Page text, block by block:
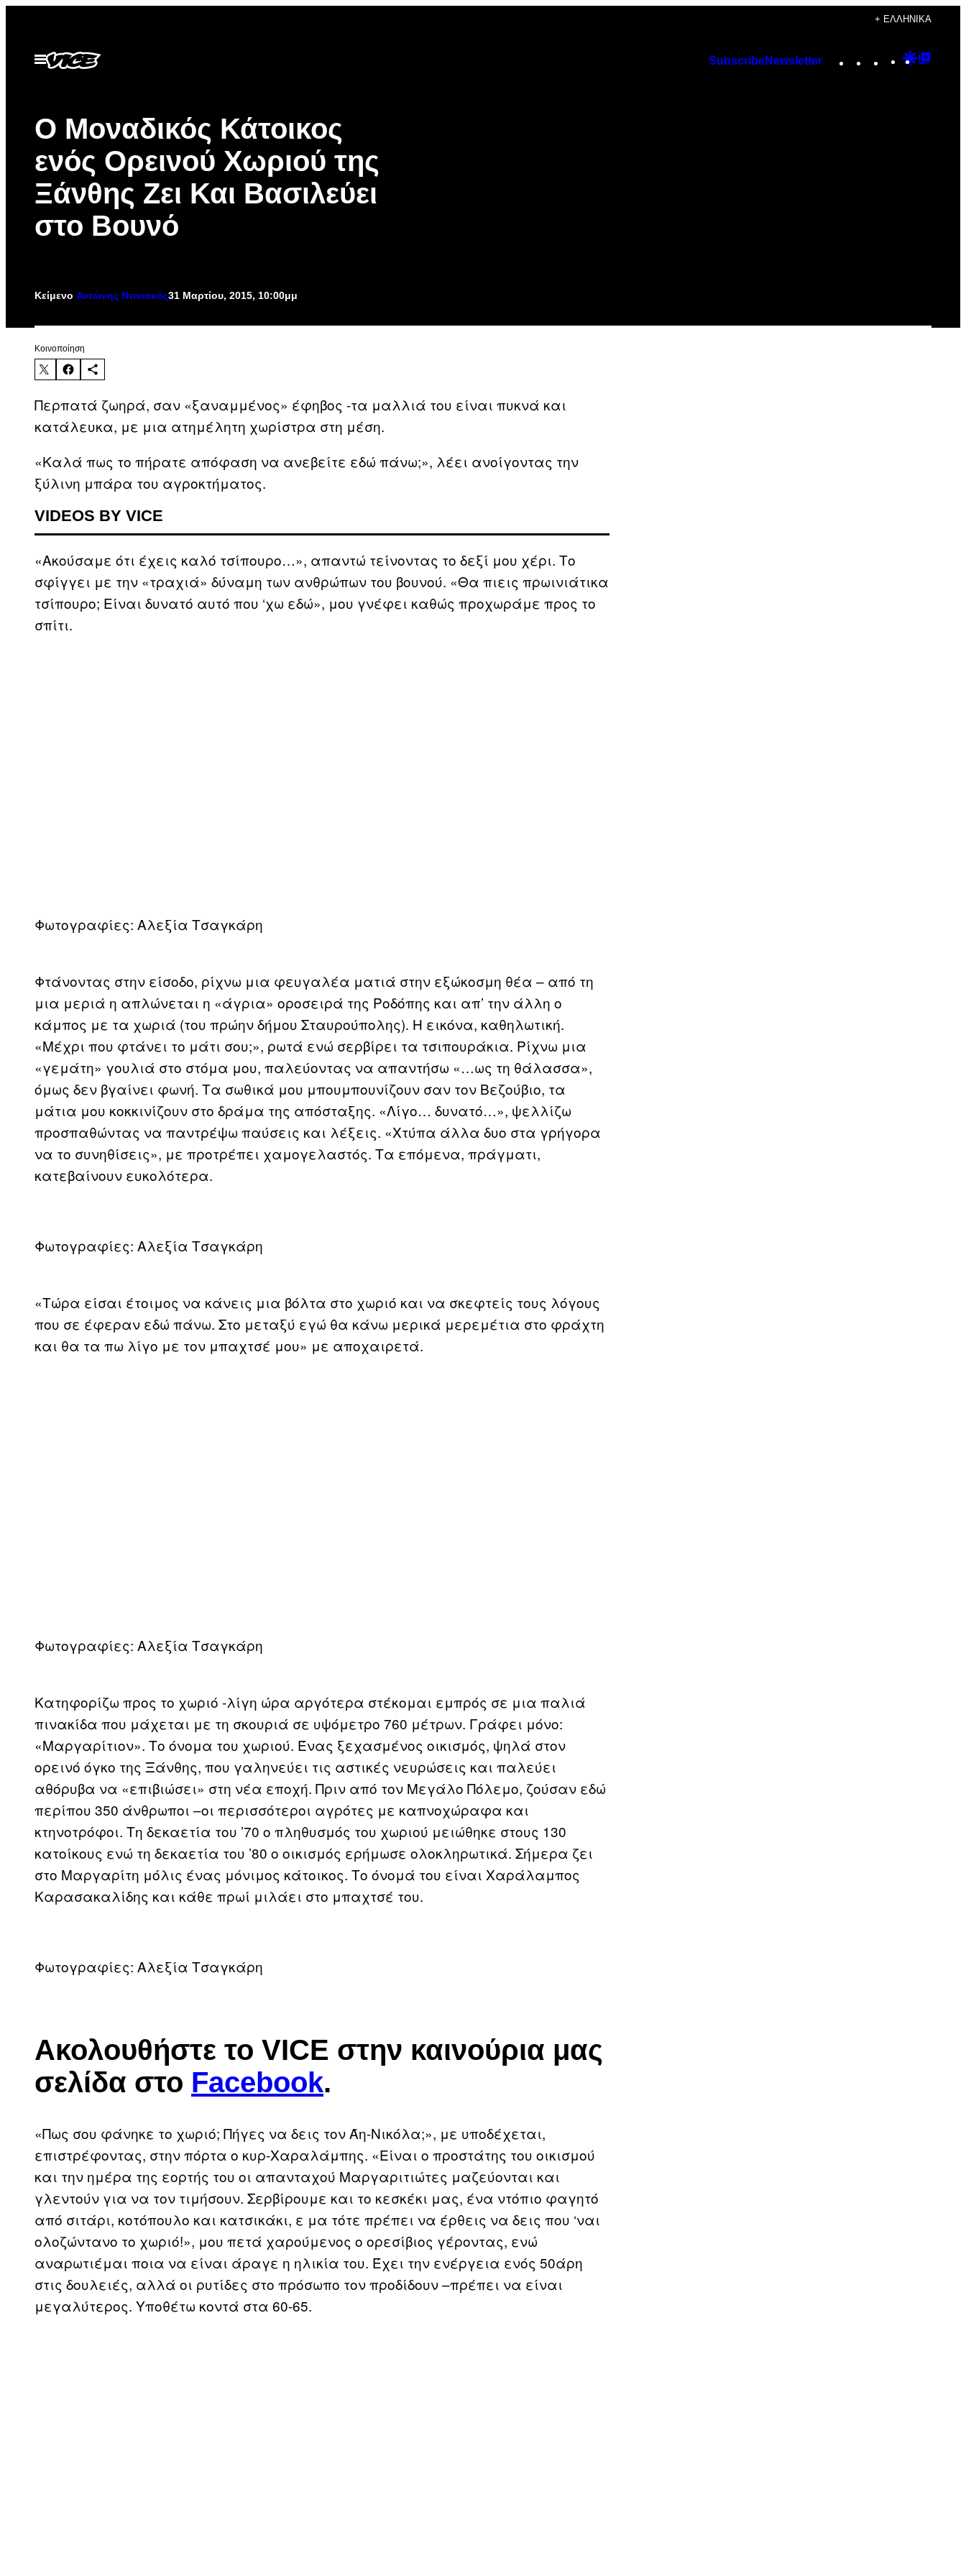
περιεχόμενο
+ ΕΛΛΗΝΙΚΆ
Ανοίξτε
το
SubscribeNewsletter Instagram
TikTok
YouTube
Google
Ο Μοναδικός Κάτοικος
ενός Ορεινού Χωριού της
Ξάνθης Ζει Και Βασιλεύει
στο Βουνό
Κείμενο Αντώνης Ντινιακός31 Μαρτίου, 2015, 10:00μμ
Kοινοποίηση
Περπατά ζωηρά, σαν «ξαναμμένος» έφηβος -τα μαλλιά του είναι πυκνά και
κατάλευκα, με μια ατημέλητη χωρίστρα στη μέση.
«Καλά πως το πήρατε απόφαση να ανεβείτε εδώ πάνω;», λέει ανοίγοντας την
ξύλινη μπάρα του αγροκτήματος.
VIDEOS BY VICE
«Ακούσαμε ότι έχεις καλό τσίπουρο…», απαντώ τείνοντας το δεξί μου χέρι. Το
σφίγγει με την «τραχιά» δύναμη των ανθρώπων του βουνού. «Θα πιεις πρωινιάτικα
τσίπουρο; Είναι δυνατό αυτό που ‘χω εδώ», μου γνέφει καθώς προχωράμε προς το
σπίτι.
Φωτογραφίες: Αλεξία Τσαγκάρη
Φτάνοντας στην είσοδο, ρίχνω μια φευγαλέα ματιά στην εξώκοσμη θέα – από τη
μια μεριά η απλώνεται η «άγρια» οροσειρά της Ροδόπης και απ’ την άλλη ο
κάμπος με τα χωριά (του πρώην δήμου Σταυρούπολης). Η εικόνα, καθηλωτική.
«Μέχρι που φτάνει το μάτι σου;», ρωτά ενώ σερβίρει τα τσιπουράκια. Ρίχνω μια
«γεμάτη» γουλιά στο στόμα μου, παλεύοντας να απαντήσω «…ως τη θάλασσα»,
όμως δεν βγαίνει φωνή. Τα σωθικά μου μπουμπουνίζουν σαν τον Βεζούβιο, τα
μάτια μου κοκκινίζουν στο δράμα της απόσταξης. «Λίγο… δυνατό…», ψελλίζω
προσπαθώντας να παντρέψω παύσεις και λέξεις. «Χτύπα άλλα δυο στα γρήγορα
να το συνηθίσεις», με προτρέπει χαμογελαστός. Τα επόμενα, πράγματι,
κατεβαίνουν ευκολότερα.
Φωτογραφίες: Αλεξία Τσαγκάρη
«Τώρα είσαι έτοιμος να κάνεις μια βόλτα στο χωριό και να σκεφτείς τους λόγους
που σε έφεραν εδώ πάνω. Στο μεταξύ εγώ θα κάνω μερικά μερεμέτια στο φράχτη
και θα τα πω λίγο με τον μπαχτσέ μου» με αποχαιρετά.
Φωτογραφίες: Αλεξία Τσαγκάρη
Κατηφορίζω προς το χωριό -λίγη ώρα αργότερα στέκομαι εμπρός σε μια παλιά
πινακίδα που μάχεται με τη σκουριά σε υψόμετρο 760 μέτρων. Γράφει μόνο:
«Μαργαρίτιον». Το όνομα του χωριού. Ένας ξεχασμένος οικισμός, ψηλά στον
ορεινό όγκο της Ξάνθης, που γαληνεύει τις αστικές νευρώσεις και παλεύει
αθόρυβα να «επιβιώσει» στη νέα εποχή. Πριν από τον Μεγάλο Πόλεμο, ζούσαν εδώ
περίπου 350 άνθρωποι –οι περισσότεροι αγρότες με καπνοχώραφα και
κτηνοτρόφοι. Τη δεκαετία του ’70 ο πληθυσμός του χωριού μειώθηκε στους 130
κατοίκους ενώ τη δεκαετία του ’80 ο οικισμός ερήμωσε ολοκληρωτικά. Σήμερα ζει
στο Μαργαρίτη μόλις ένας μόνιμος κάτοικος. Το όνομά του είναι Χαράλαμπος
Καρασακαλίδης και κάθε πρωί μιλάει στο μπαχτσέ του.
Φωτογραφίες: Αλεξία Τσαγκάρη
Ακολουθήστε το VICE στην καινούρια μας
σελίδα στο Facebook.
«Πως σου φάνηκε το χωριό; Πήγες να δεις τον Άη-Νικόλα;», με υποδέχεται,
επιστρέφοντας, στην πόρτα ο κυρ-Χαραλάμπης. «Είναι ο προστάτης του οικισμού
και την ημέρα της εορτής του οι απανταχού Μαργαριτιώτες μαζεύονται και
γλεντούν για να τον τιμήσουν. Σερβίρουμε και το κεσκέκι μας, ένα ντόπιο φαγητό
από σιτάρι, κοτόπουλο και κατσικάκι, ε μα τότε πρέπει να έρθεις να δεις που ‘ναι
ολοζώντανο το χωριό!», μου πετά χαρούμενος ο ορεσίβιος γέροντας, ενώ
αναρωτιέμαι ποια να είναι άραγε η ηλικία του. Έχει την ενέργεια ενός 50άρη
στις δουλειές, αλλά οι ρυτίδες στο πρόσωπο τον προδίδουν –πρέπει να είναι
μεγαλύτερος. Υποθέτω κοντά στα 60-65.